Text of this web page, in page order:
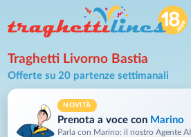
Traghetti Livorno Bastia
Offerte su 20 partenze settimanali
NOVITÀ
Prenota a voce con Marino
Parla con Marino: il nostro Agente AI